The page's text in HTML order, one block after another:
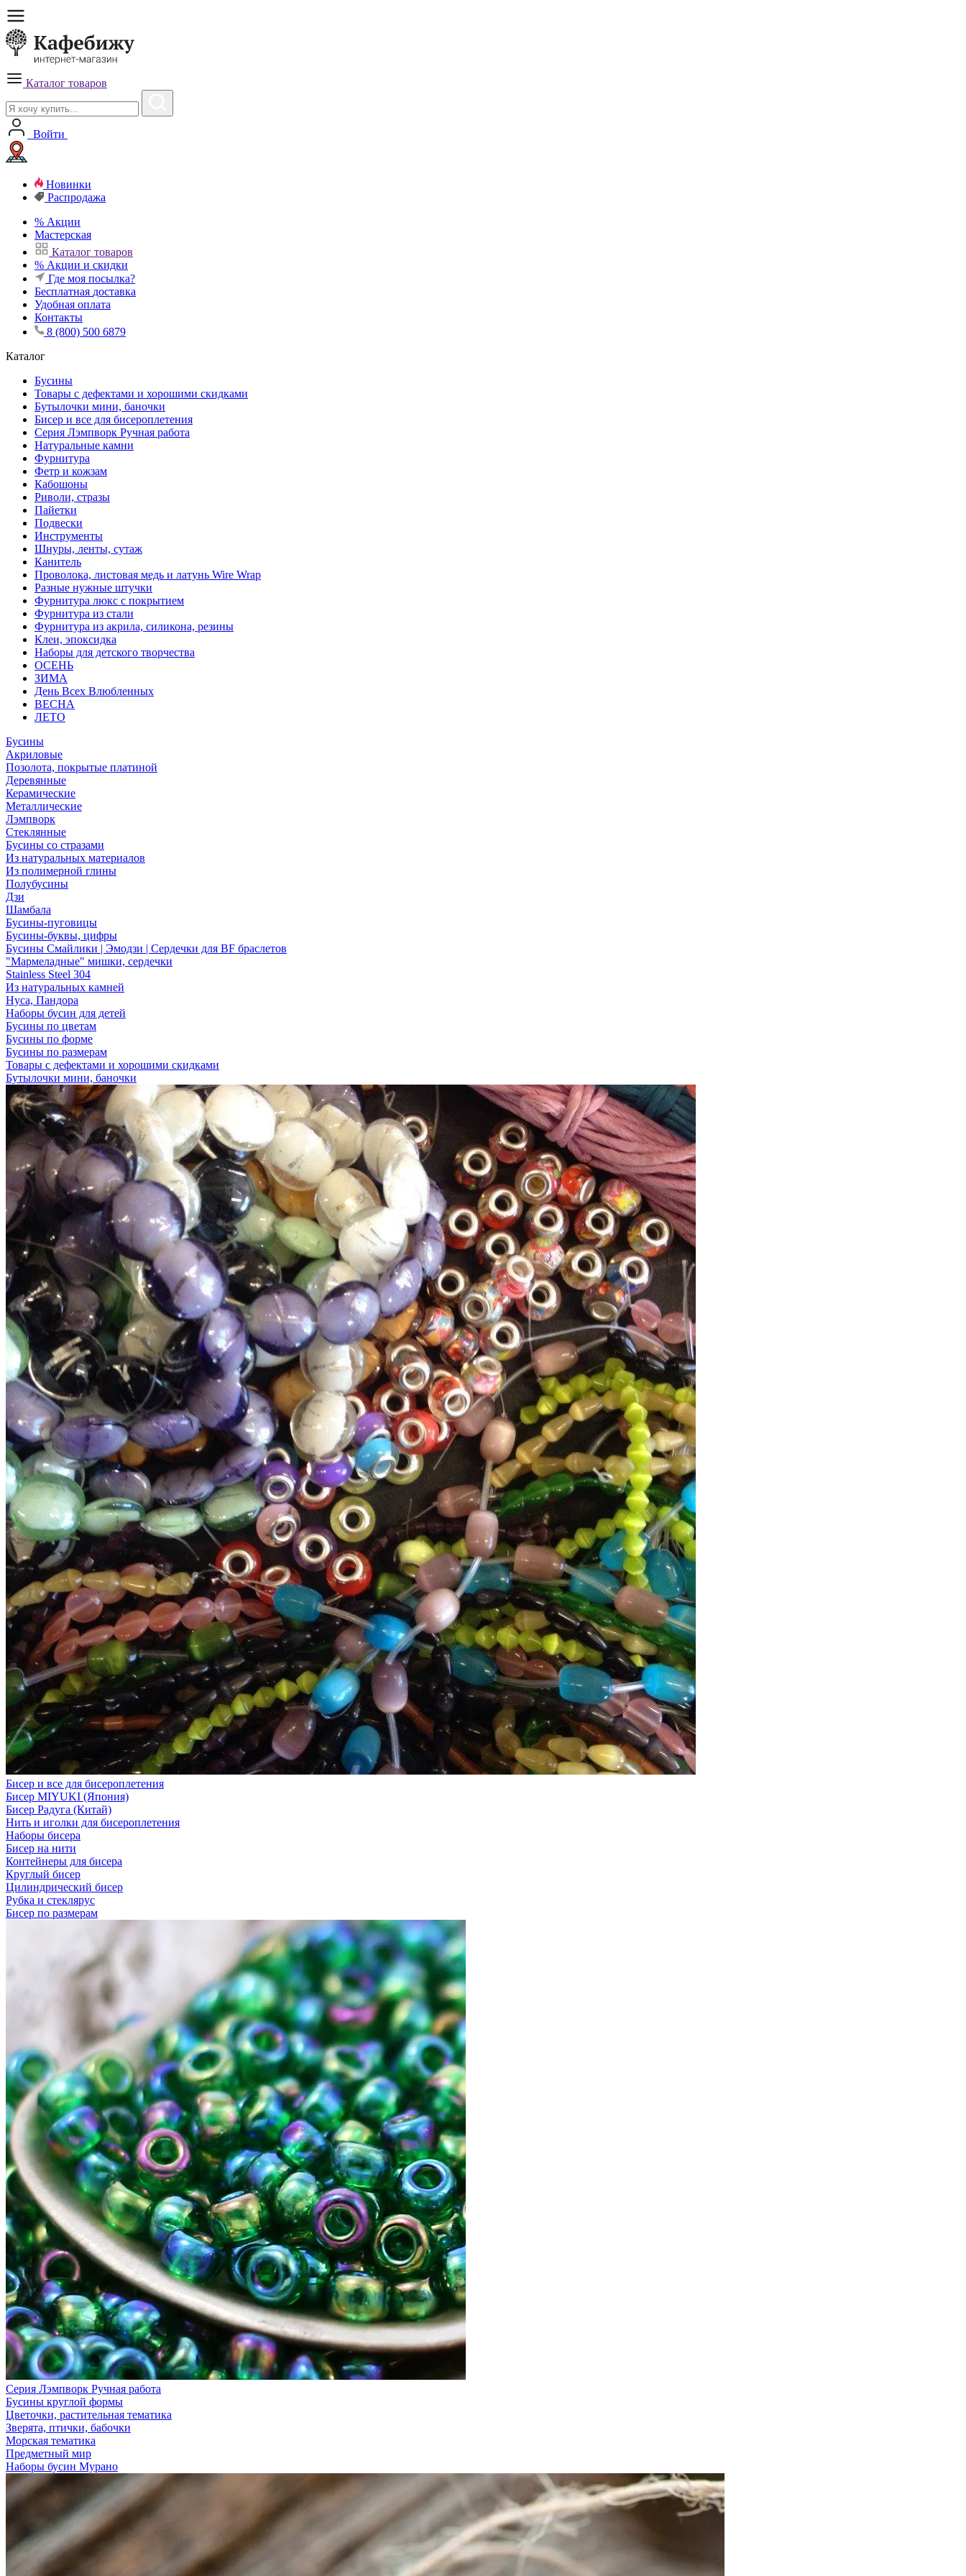
Каталог товаров
Войти
Новинки
Распродажа
% Акции
Мастерская
Каталог товаров
% Акции и скидки
Где моя посылка?
Бесплатная доставка
Удобная оплата
Контакты
8 (800) 500 6879
Каталог
Бусины
Товары с дефектами и хорошими скидками
Бутылочки мини, баночки
Бисер и все для бисероплетения
Серия Лэмпворк Ручная работа
Натуральные камни
Фурнитура
Фетр и кожзам
Кабошоны
Риволи, стразы
Пайетки
Подвески
Инструменты
Шнуры, ленты, сутаж
Канитель
Проволока, листовая медь и латунь Wire Wrap
Разные нужные штучки
Фурнитура люкс с покрытием
Фурнитура из стали
Фурнитура из акрила, силикона, резины
Клеи, эпоксидка
Наборы для детского творчества
ОСЕНЬ
ЗИМА
День Всех Влюбленных
ВЕСНА
ЛЕТО
Бусины
Акриловые
Позолота, покрытые платиной
Деревянные
Керамические
Металлические
Лэмпворк
Стеклянные
Бусины со стразами
Из натуральных материалов
Из полимерной глины
Полубусины
Дзи
Шамбала
Бусины-пуговицы
Бусины-буквы, цифры
Бусины Смайлики | Эмодзи | Сердечки для BF браслетов
"Мармеладные" мишки, сердечки
Stainless Steel 304
Из натуральных камней
Нуса, Пандора
Наборы бусин для детей
Бусины по цветам
Бусины по форме
Бусины по размерам
Товары с дефектами и хорошими скидками
Бутылочки мини, баночки
Бисер и все для бисероплетения
Бисер MIYUKI (Япония)
Бисер Радуга (Китай)
Нить и иголки для бисероплетения
Наборы бисера
Бисер на нити
Контейнеры для бисера
Круглый бисер
Цилиндрический бисер
Рубка и стеклярус
Бисер по размерам
Серия Лэмпворк Ручная работа
Бусины круглой формы
Цветочки, растительная тематика
Зверята, птички, бабочки
Морская тематика
Предметный мир
Наборы бусин Мурано